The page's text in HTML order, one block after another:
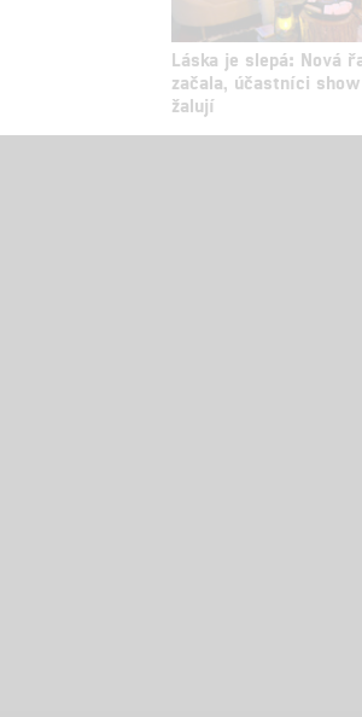
Láska je slepá: Nová
začala, účastníci
žalují